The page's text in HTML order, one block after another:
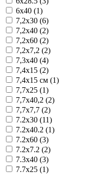
6x40 (1)
7,2x30 (6)
7,2x40 (2)
7,2x60 (2)
7,2x7,2 (2)
7,3x40 (4)
7,4x15 (2)
7,4x15 см (1)
7,7x25 (1)
7,7x40,2 (2)
7,7x7,7 (2)
7.2x30 (11)
7.2x40.2 (1)
7.2x60 (3)
7.2x7.2 (2)
7.3x40 (3)
7.7x25 (1)